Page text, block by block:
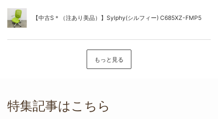
【中古S＊（注あり美品）】Sylphy(シルフィー) C685XZ-FMP5
もっと見る
特集記事はこちら